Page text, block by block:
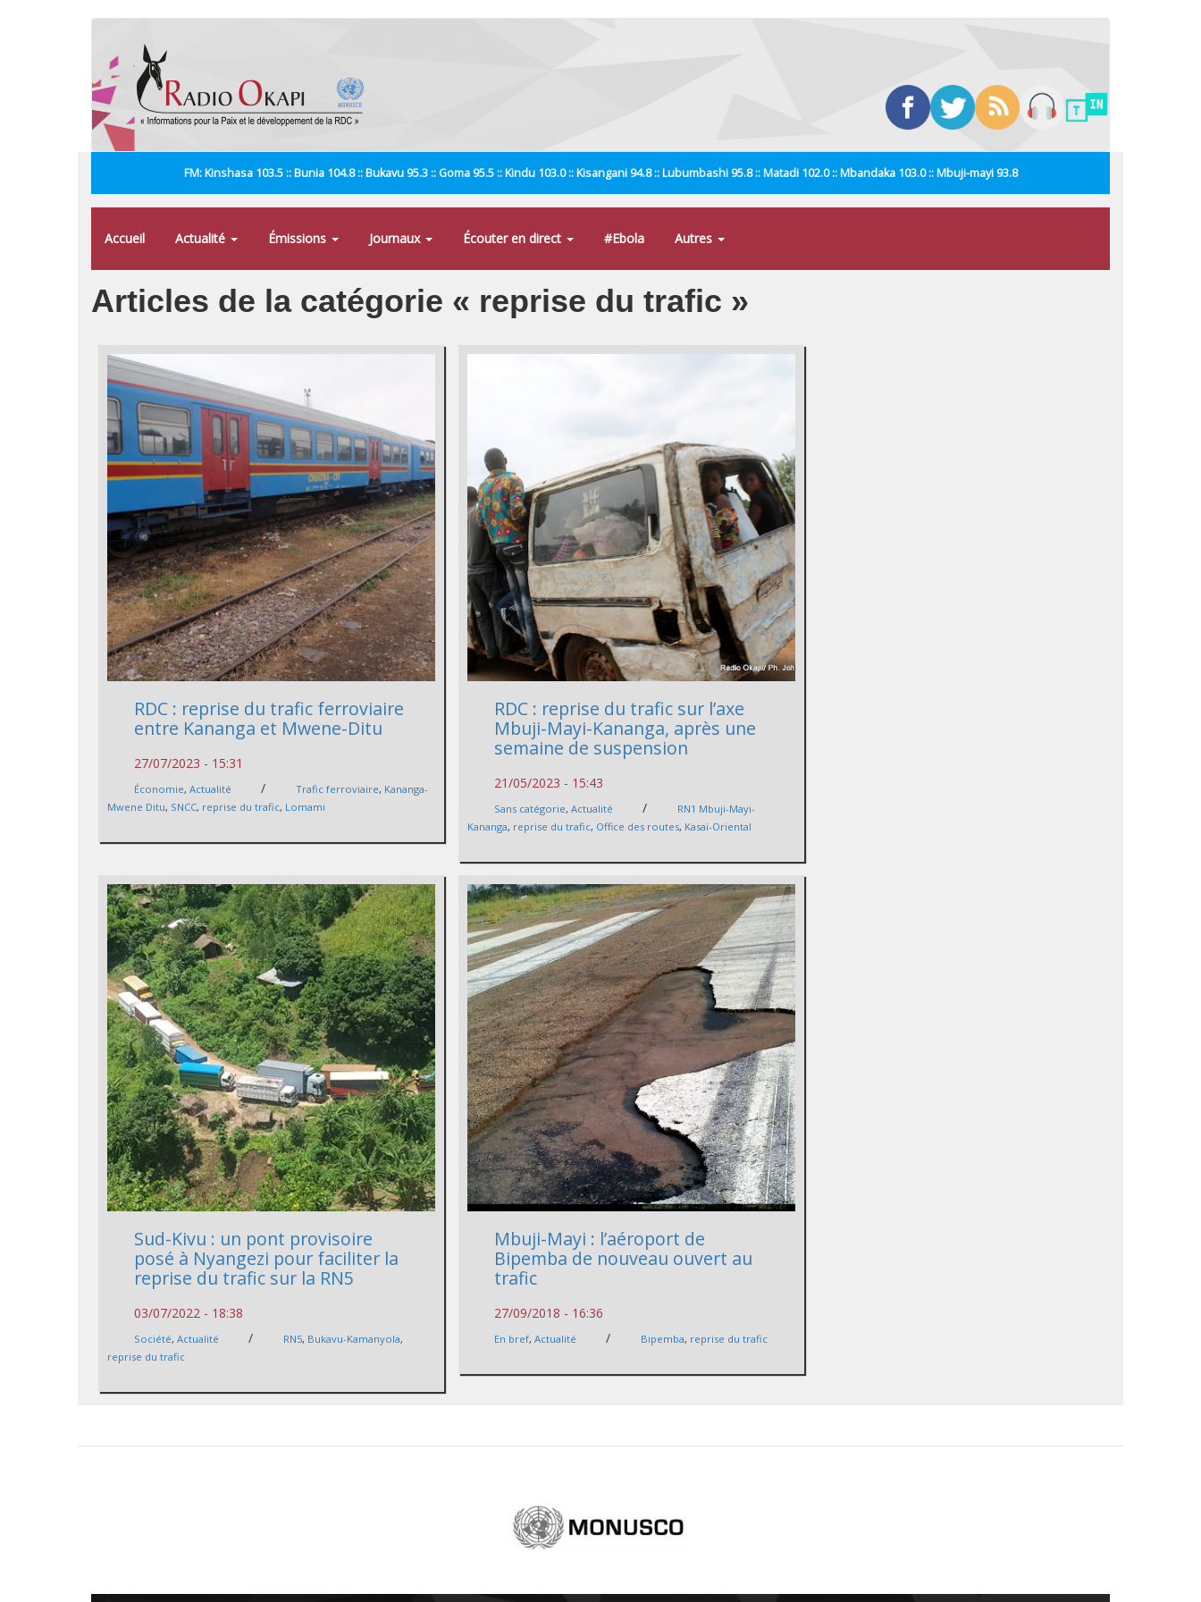
FM: Kinshasa 103.5 :: Bunia 104.8 :: Bukavu 95.3 :: Goma 95.5 :: Kindu 103.0 :: Kisangani 94.8 :: Lubumbashi 95.8 :: Matadi 102.0 :: Mbandaka 103.0 :: Mbuji-mayi 93.8
Accueil Actualité Émissions Journaux Écouter en direct #Ebola Autres
Articles de la catégorie « reprise du trafic »
RDC : reprise du trafic ferroviaire
entre Kananga et Mwene-Ditu
27/07/2023 - 15:31
Économie,Actualité / Trafic ferroviaire, Kananga-
Mwene Ditu, SNCC, reprise du trafic, Lomami
RDC : reprise du trafic sur l’axe
Mbuji-Mayi-Kananga, après une
semaine de suspension
21/05/2023 - 15:43
Sans catégorie,Actualité /
RN1 Mbuji-Mayi-
Kananga, reprise du trafic, Office des routes, Kasaï-Oriental
Sud-Kivu : un pont provisoire
posé à Nyangezi pour faciliter la
reprise du trafic sur la RN5
03/07/2022 - 18:38
Société,Actualité / RN5, Bukavu-Kamanyola,
reprise du trafic
Mbuji-Mayi : l’aéroport de
Bipemba de nouveau ouvert au
trafic
27/09/2018 - 16:36
En bref,Actualité / Bipemba, reprise du trafic